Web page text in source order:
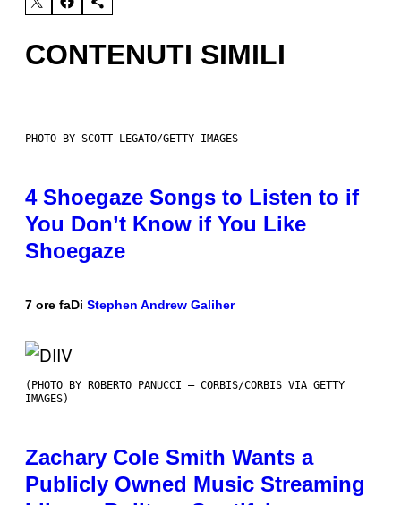
CONTENUTI SIMILI
PHOTO BY SCOTT LEGATO/GETTY IMAGES
4 Shoegaze Songs to Listen to if
You Don’t Know if You Like
Shoegaze
7 ore faDi Stephen Andrew Galiher
(PHOTO BY ROBERTO PANUCCI – CORBIS/CORBIS VIA GETTY
IMAGES)
Zachary Cole Smith Wants a
Publicly Owned Music Streaming